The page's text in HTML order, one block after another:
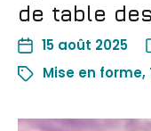
de table
15 août 2025
Mise en forme,